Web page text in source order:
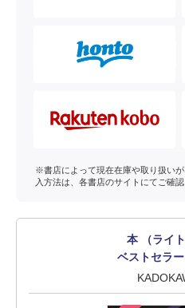
※書店によって現在在庫や取り扱い
入方法は、各書店のサイトにてご確認
本 （ライト
ベストセラ